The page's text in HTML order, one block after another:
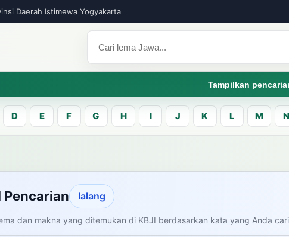
Daerah Istimewa Yogyakarta
Tampilkan
Pencarian
Jawa dan maknanya dalam bahasa Indonesia saat
D E F G H I J K L M N
Pencarian lalang
dan makna yang ditemukan di KBJI berdasarkan kata yang Anda